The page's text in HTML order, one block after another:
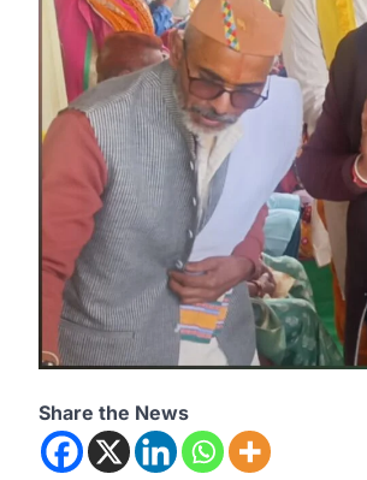
Share the News